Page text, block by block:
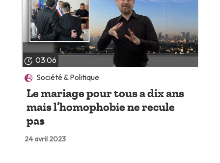
03:06
Société & Politique
Le mariage pour tous a dix ans
mais l’homophobie ne recule
pas
24 avril 2023